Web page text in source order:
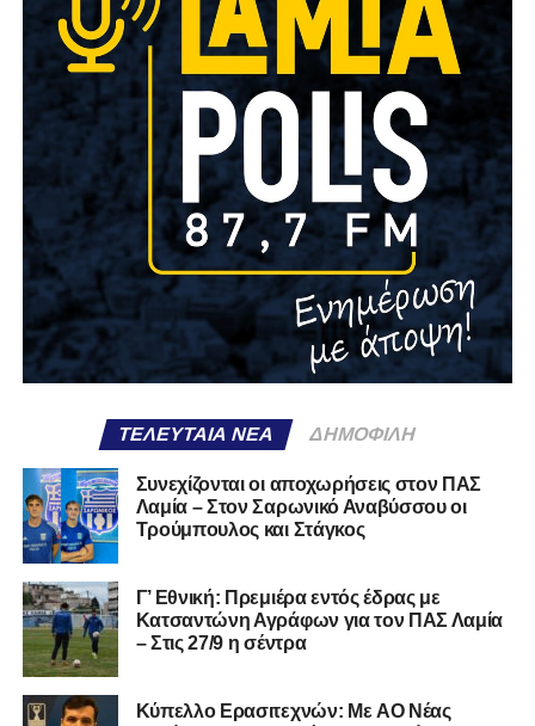
ΤΕΛΕΥΤΑΊΑ ΝΈΑ ΔΗΜΟΦΙΛΉ
Συνεχίζονται οι αποχωρήσεις στον ΠΑΣ
Λαμία – Στον Σαρωνικό Αναβύσσου οι
Τρούμπουλος και Στάγκος
Γ’ Εθνική: Πρεμιέρα εντός έδρας με
Κατσαντώνη Αγράφων για τον ΠΑΣ Λαμία
– Στις 27/9 η σέντρα
Kύπελλο Ερασιτεχνών: Με AO Nέας